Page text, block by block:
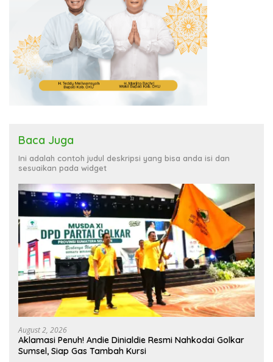
Baca Juga
Ini adalah contoh judul deskripsi yang bisa anda isi dan
sesuaikan pada widget
August 2, 2026
Aklamasi Penuh! Andie Dinialdie Resmi Nahkodai Golkar
Sumsel, Siap Gas Tambah Kursi